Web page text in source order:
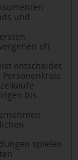
und
oft
entscheidet
bis
spielen